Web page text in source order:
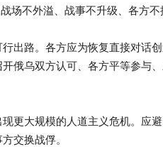
场不外溢、战事不升级、各方不
出路。各方应为恢复直接对话
俄乌双方认可、各方平等参与
更大规模的人道主义危机。应
交换战俘。